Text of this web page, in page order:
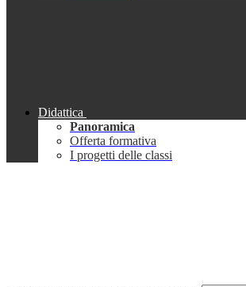
Didattica
Panoramica
Offerta formativa
I progetti delle classi